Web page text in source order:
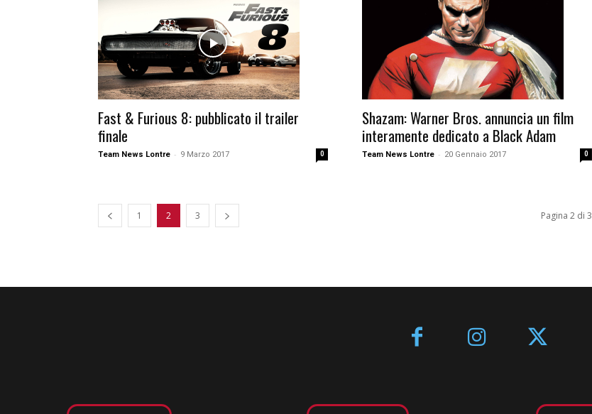
Fast & Furious 8: pubblicato il trailer
finale
Team News Lontre - 9 Marzo 2017 0
Shazam: Warner Bros. annuncia un film
interamente dedicato a Black Adam
Team News Lontre - 20 Gennaio 2017 0
1 2 3 Pagina 2 di 3